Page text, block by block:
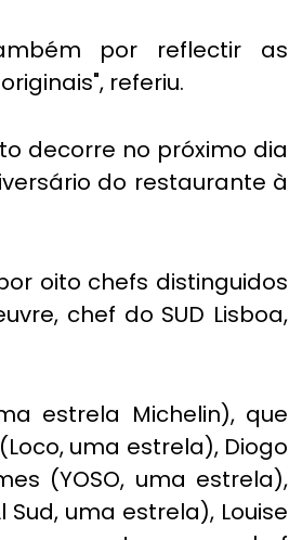
por reflectir as
referiu.
decorre no próximo dia
do restaurante à
oito chefs distinguidos
chef do SUD Lisboa,
estrela Michelin), que
uma estrela), Diogo
(YOSO, uma estrela),
Sud, uma estrela), Louise